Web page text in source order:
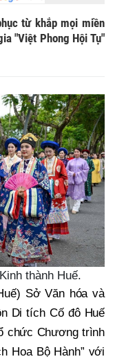
từ khắp mọi miền
"Việt Phong Hội Tụ"
thành Huế.
Sở Văn hóa và
Di tích Cố đô Huế
chức Chương trình
Hoa Bộ Hành” với